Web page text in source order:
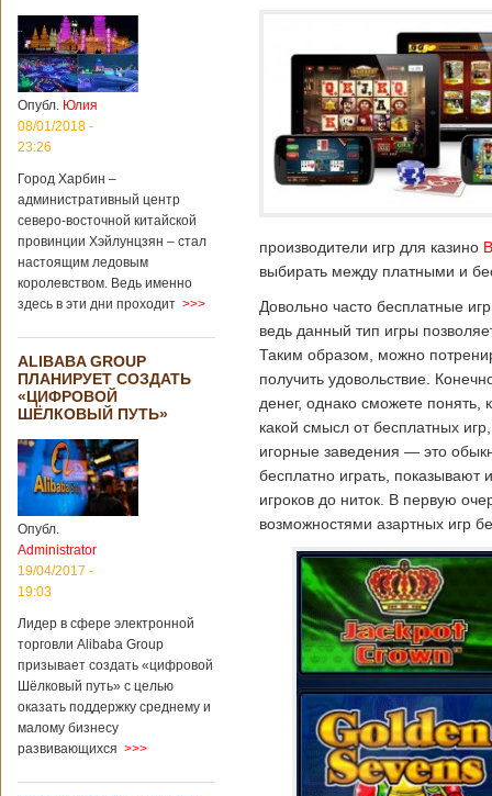
Опубл. Юлия
08/01/2018 -
23:26
Город Харбин –
административный центр
северо-восточной китайской
провинции Хэйлунцзян – стал
настоящим ледовым
королевством. Ведь именно
здесь в эти дни проходит >>>
ALIBABA GROUP
ПЛАНИРУЕТ СОЗДАТЬ
«ЦИФРОВОЙ
ШЁЛКОВЫЙ ПУТЬ»
Опубл.
Administrator
19/04/2017 -
19:03
Лидер в сфере электронной
торговли Alibaba Group
призывает создать «цифровой
Шёлковый путь» с целью
оказать поддержку среднему и
малому бизнесу
развивающихся >>>
производители игр для казино
выбирать между платными и
Довольно часто бесплатные
ведь данный тип игры
Таким образом, можно
получить удовольствие.
денег, однако сможете понять,
какой смысл от бесплатных
игорные заведения — это
бесплатно играть, показывают
игроков до ниток. В первую
возможностями азартных игр